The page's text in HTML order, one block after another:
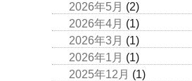
2026年5月 (2)
2026年4月 (1)
2026年3月 (1)
2026年1月 (1)
2025年12月 (1)